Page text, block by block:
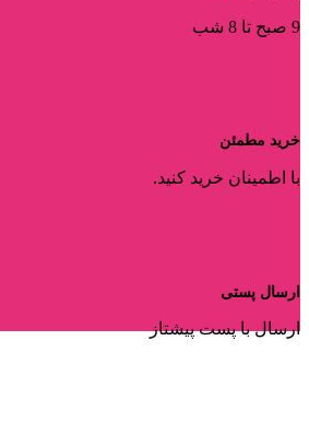
9 صبح تا 8 شب
خرید مطمئن
با اطمینان خرید کنید.
ارسال پستی
ارسال با پست پیشتاز